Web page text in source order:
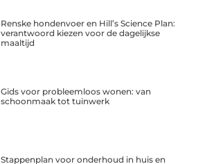
Renske hondenvoer en Hill’s Science Plan:
verantwoord kiezen voor de dagelijkse
maaltijd
Gids voor probleemloos wonen: van
schoonmaak tot tuinwerk
Stappenplan voor onderhoud in huis en